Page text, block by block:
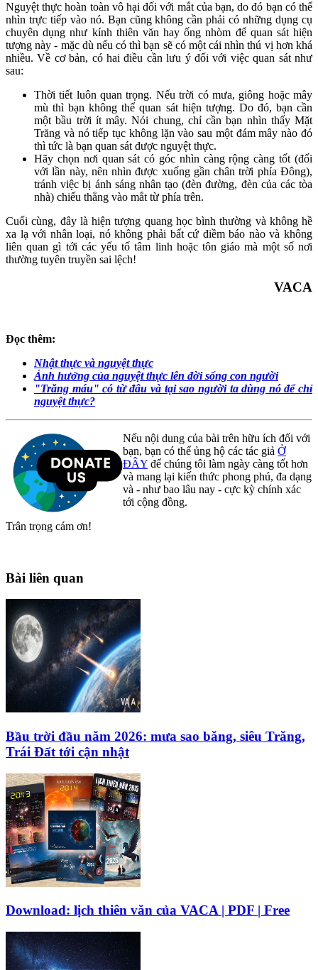
Nguyệt thực hoàn toàn vô hại đối với mắt của bạn, do đó bạn có thể
nhìn trực tiếp vào nó. Bạn cũng không cần phải có những dụng cụ
chuyên dụng như kính thiên văn hay ống nhòm để quan sát hiện
tượng này - mặc dù nếu có thì bạn sẽ có một cái nhìn thú vị hơn khá
nhiều. Về cơ bản, có hai điều cần lưu ý đối với việc quan sát như
sau:
Thời tiết luôn quan trọng. Nếu trời có mưa, giông hoặc mây
mù thì bạn không thể quan sát hiện tượng. Do đó, bạn cần
một bầu trời ít mây. Nói chung, chỉ cần bạn nhìn thấy Mặt
Trăng và nó tiếp tục không lặn vào sau một đám mây nào đó
thì tức là bạn quan sát được nguyệt thực.
Hãy chọn nơi quan sát có góc nhìn càng rộng càng tốt (đối
với lần này, nên nhìn được xuống gần chân trời phía Đông),
tránh việc bị ánh sáng nhân tạo (đèn đường, đèn của các tòa
nhà) chiếu thẳng vào mắt từ phía trên.
Cuối cùng, đây là hiện tượng quang học bình thường và không hề
xa lạ với nhân loại, nó không phải bất cứ điềm báo nào và không
liên quan gì tới các yếu tố tâm linh hoặc tôn giáo mà một số nơi
thường tuyên truyền sai lệch!
VACA
Đọc thêm:
Nhật thực và nguyệt thực
Ảnh hưởng của nguyệt thực lên đời sống con người
"Trăng máu" có từ đâu và tại sao người ta dùng nó để chỉ
nguyệt thực?
Nếu nội dung của bài trên hữu ích đối với
bạn, bạn có thể ủng hộ các tác giả Ở
ĐÂY để chúng tôi làm ngày càng tốt hơn
và mang lại kiến thức phong phú, đa dạng
và - như bao lâu nay - cực kỳ chính xác
tới cộng đồng.
Trân trọng cám ơn!
Bài liên quan
Bầu trời đầu năm 2026: mưa sao băng, siêu Trăng,
Trái Đất tới cận nhật
Download: lịch thiên văn của VACA | PDF | Free